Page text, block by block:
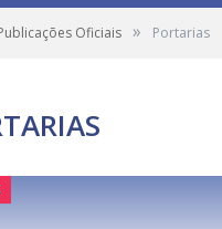
Oficiais » Portarias